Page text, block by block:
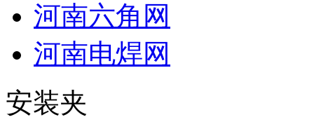
河南六角网
河南电焊网
安装夹